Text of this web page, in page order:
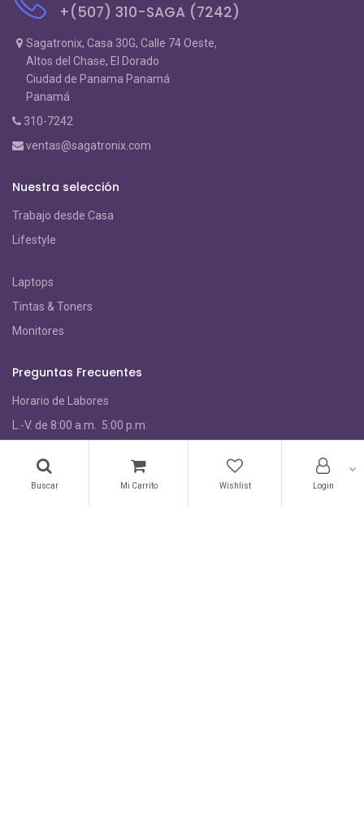
Buscar Mi Carrito Wishlist Login
+(507) 310-SAGA (7242)
Sagatronix, Casa 30G, Calle 74 Oeste,
Altos del Chase, El Dorado
Ciudad de Panama Panamá
Panamá
310-7242
ventas@sagatronix.com
Nuestra selección
Trabajo desde Casa
Lifestyle
Laptops
Tintas & Toners
Monitores
Preguntas Frecuentes
Horario de Labores
L.-V. de 8:00 a.m. 5:00 p.m.
Preguntas frecuentes